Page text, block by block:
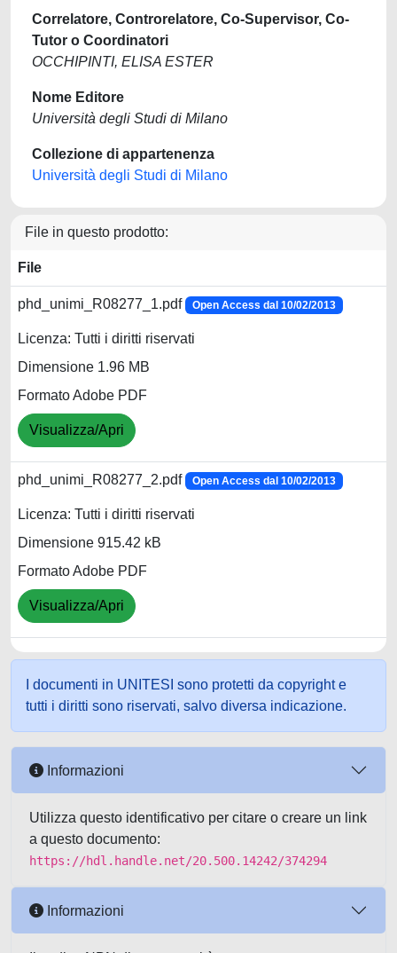
Correlatore, Controrelatore, Co-Supervisor, Co-
Tutor o Coordinatori
OCCHIPINTI, ELISA ESTER
Nome Editore
Università degli Studi di Milano
Collezione di appartenenza
Università degli Studi di Milano
File in questo prodotto:
File
phd_unimi_R08277_1.pdf Open Access dal 10/02/2013
Licenza: Tutti i diritti riservati
Dimensione 1.96 MB
Formato Adobe PDF
Visualizza/Apri
phd_unimi_R08277_2.pdf Open Access dal 10/02/2013
Licenza: Tutti i diritti riservati
Dimensione 915.42 kB
Formato Adobe PDF
Visualizza/Apri
I documenti in UNITESI sono protetti da copyright e
tutti i diritti sono riservati, salvo diversa indicazione.
Informazioni
Utilizza questo identificativo per citare o creare un link
a questo documento:
https://hdl.handle.net/20.500.14242/374294
Informazioni